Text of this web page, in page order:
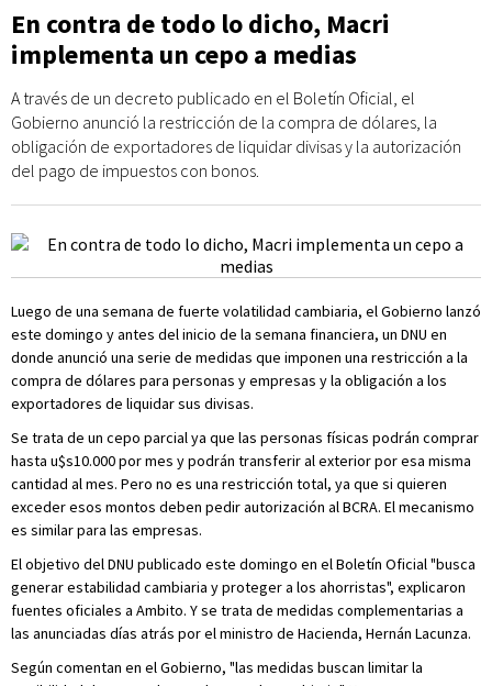
En contra de todo lo dicho, Macri
implementa un cepo a medias
A través de un decreto publicado en el Boletín Oficial, el
Gobierno anunció la restricción de la compra de dólares, la
obligación de exportadores de liquidar divisas y la autorización
del pago de impuestos con bonos.
Luego de una semana de fuerte volatilidad cambiaria, el Gobierno lanzó
este domingo y antes del inicio de la semana financiera, un DNU en
donde anunció una serie de medidas que imponen una restricción a la
compra de dólares para personas y empresas y la obligación a los
exportadores de liquidar sus divisas.
Se trata de un cepo parcial ya que las personas físicas podrán comprar
hasta u$s10.000 por mes y podrán transferir al exterior por esa misma
cantidad al mes. Pero no es una restricción total, ya que si quieren
exceder esos montos deben pedir autorización al BCRA. El mecanismo
es similar para las empresas.
El objetivo del DNU publicado este domingo en el Boletín Oficial "busca
generar estabilidad cambiaria y proteger a los ahorristas", explicaron
fuentes oficiales a Ambito. Y se trata de medidas complementarias a
las anunciadas días atrás por el ministro de Hacienda, Hernán Lacunza.
Según comentan en el Gobierno, "las medidas buscan limitar la